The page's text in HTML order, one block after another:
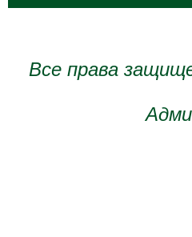
Все права